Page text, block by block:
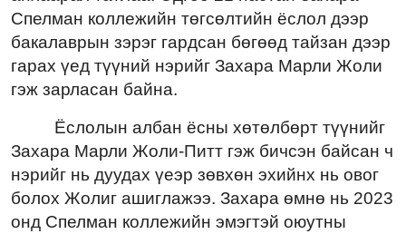
Спелман коллежийн төгсөлтийн ёслол дээр
бакалаврын зэрэг гардсан бөгөөд тайзан дээр
гарах үед түүний нэрийг Захара Марли Жоли
гэж зарласан байна.
Ёслолын албан ёсны хөтөлбөрт түүнийг
Захара Марли Жоли-Питт гэж бичсэн байсан ч
нэрийг нь дуудах үеэр зөвхөн эхийнх нь овог
болох Жолиг ашиглажээ. Захара өмнө нь 2023
онд Спелман коллежийн эмэгтэй оюутны